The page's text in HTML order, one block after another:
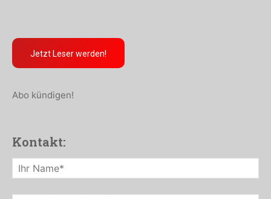
Jetzt Leser werden!
Abo kündigen!
Kontakt: